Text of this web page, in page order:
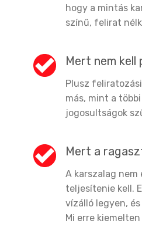
hogy a mintás
színű, felirat
Mert nem
Plusz
más, mint a
jogosultságok
Mert a
A karszalag
teljesítenie kell.
vízálló legyen,
Mi erre